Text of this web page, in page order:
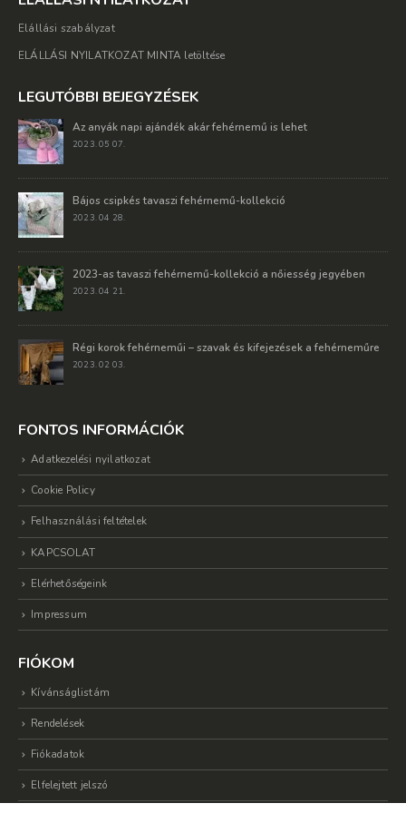
Elállási szabályzat
ELÁLLÁSI NYILATKOZAT MINTA letöltése
LEGUTÓBBI BEJEGYZÉSEK
Az anyák napi ajándék akár fehérnemű is lehet
2023. 05 07.
Bájos csipkés tavaszi fehérnemű-kollekció
2023. 04 28.
2023-as tavaszi fehérnemű-kollekció a nőiesség jegyében
2023. 04 21.
Régi korok fehérneműi – szavak és kifejezések a fehérneműre
2023. 02 03.
FONTOS INFORMÁCIÓK
Adatkezelési nyilatkozat
Cookie Policy
Felhasználási feltételek
KAPCSOLAT
Elérhetőségeink
Impressum
FIÓKOM
Kívánságlistám
Rendelések
Fiókadatok
Elfelejtett jelszó